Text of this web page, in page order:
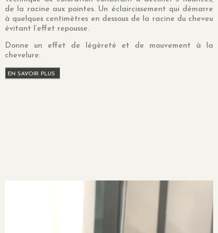
de la racine aux pointes. Un éclaircissement qui démarre
à quelques centimètres en dessous de la racine du cheveu
évitant l’effet repousse.
Donne un effet de légèreté et de mouvement à la
chevelure.
EN SAVOIR PLUS